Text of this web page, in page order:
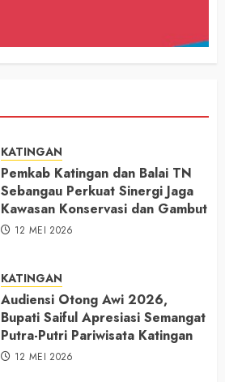
KATINGAN
Pemkab Katingan dan Balai TN
Sebangau Perkuat Sinergi Jaga
Kawasan Konservasi dan Gambut
12 MEI 2026
KATINGAN
Audiensi Otong Awi 2026,
Bupati Saiful Apresiasi Semangat
Putra-Putri Pariwisata Katingan
12 MEI 2026